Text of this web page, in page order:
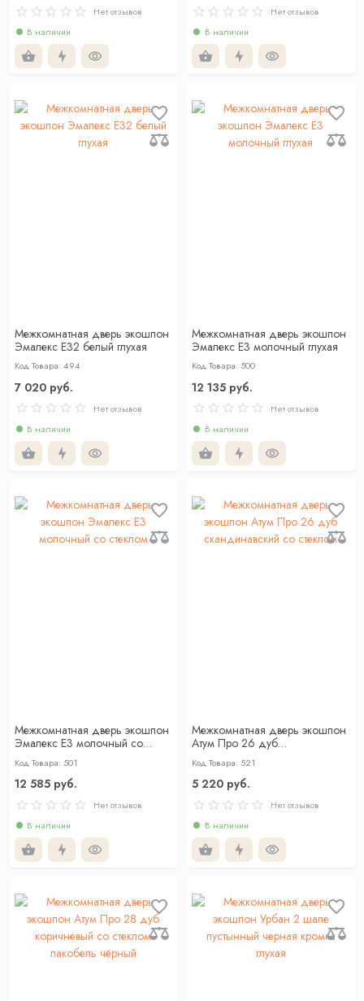
Нет отзывов
В наличии
Нет отзывов
В наличии
Межкомнатная дверь экошпон
Эмалекс Е32 белый глухая
Код Товара: 494
7 020 руб.
Нет отзывов
В наличии
Межкомнатная дверь экошпон
Эмалекс Е3 молочный глухая
Код Товара: 500
12 135 руб.
Нет отзывов
В наличии
Межкомнатная дверь экошпон
Эмалекс Е3 молочный со
стеклом
Код Товара: 501
12 585 руб.
Нет отзывов
В наличии
Межкомнатная дверь экошпон
Атум Про 26 дуб
скандинавский со стеклом
Код Товара: 521
5 220 руб.
Нет отзывов
В наличии